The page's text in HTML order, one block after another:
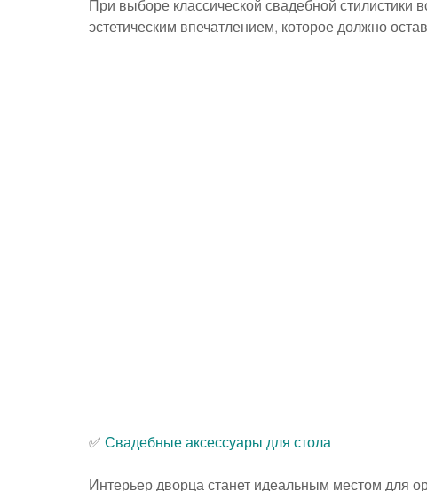
При выборе классической свадебной стилистики
эстетическим впечатлением, которое должно
✅ Свадебные аксессуары для стола
Интерьер дворца станет идеальным местом для